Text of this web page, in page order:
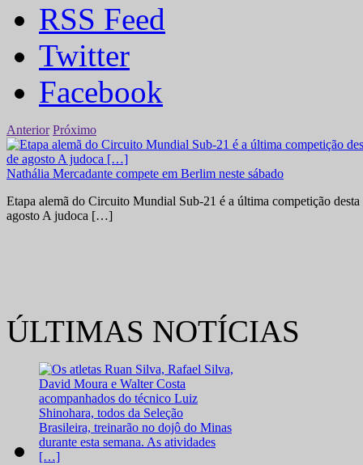
RSS Feed
Twitter
Facebook
Anterior Próximo
Nathália Mercadante compete em Berlim neste sábado
Etapa alemã do Circuito Mundial Sub-21 é a última competição
agosto A judoca […]
ÚLTIMAS NOTÍCIAS